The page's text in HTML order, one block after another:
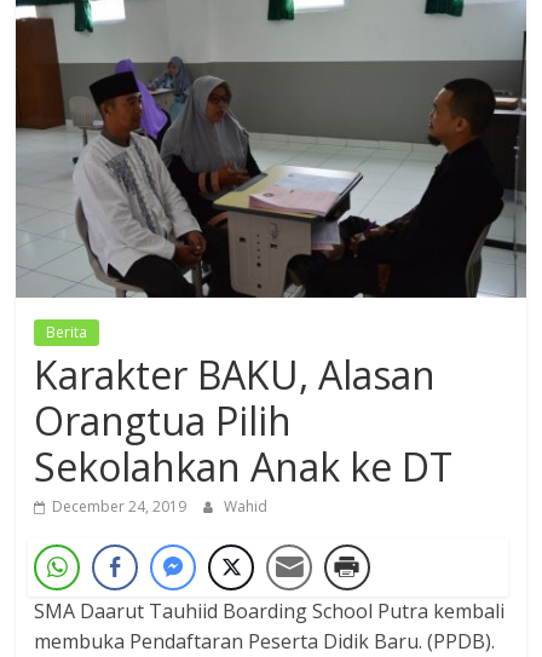
Dzikir,
Fikir,
Ikhtiar
Berita
Karakter BAKU, Alasan
Orangtua Pilih
Sekolahkan Anak ke DT
December 24, 2019 Wahid
SMA Daarut Tauhiid Boarding School Putra kembali
membuka Pendaftaran Peserta Didik Baru. (PPDB).